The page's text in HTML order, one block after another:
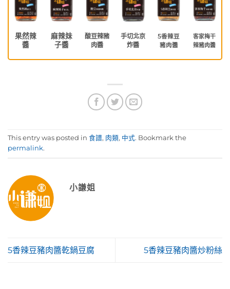
果然辣
醬
麻辣妹
子醬
酸豆辣豬
肉醬
手切北京
炸醬
5香辣豆
豬肉醬
客家梅干
辣豬肉醬
This entry was posted in 食譜, 肉類, 中式. Bookmark the
permalink.
小謙姐
5香辣豆豬肉醬乾鍋豆腐 5香辣豆豬肉醬炒粉絲